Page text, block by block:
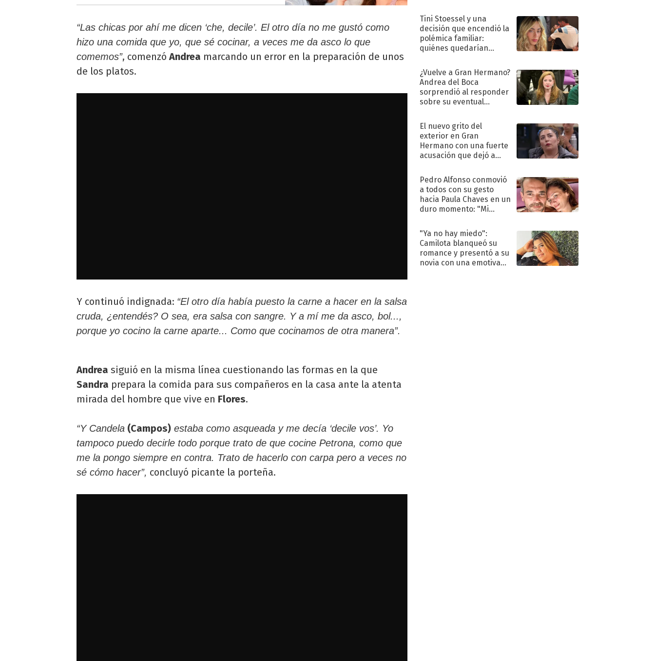
“Las chicas por ahí me dicen ‘che, decile’. El otro día no me gustó como
hizo una comida que yo, que sé cocinar, a veces me da asco lo que
comemos”, comenzóAndrea marcando un error en la preparación de unos
de los platos.
Y continuó indignada: “El otro día había puesto la carne a hacer en la salsa
cruda, ¿entendés? O sea, era salsa con sangre. Y a mí me da asco, bol...,
porque yo cocino la carne aparte... Como que cocinamos de otra manera”.
Andrea siguió en la misma línea cuestionando las formas en la que
Sandra prepara la comida para sus compañeros en la casa ante la atenta
mirada del hombre que vive en Flores.
“Y Candela (Campos) estaba como asqueada y me decía ‘decile vos’. Yo
tampoco puedo decirle todo porque trato de que cocine Petrona, como que
me la pongo siempre en contra. Trato de hacerlo con carpa pero a veces no
sé cómo hacer”, concluyó picante la porteña.
Tini Stoessel y una
decisión que encendió la
polémica familiar:
quiénes quedarían
¿Vuelve a Gran Hermano?
Andrea del Boca
sorprendió al responder
sobre su eventual
El nuevo grito del
exterior en Gran
Hermano con una fuerte
acusación que dejó a
"Traidora"
Pedro Alfonso conmovió
a todos con su gesto
hacia Paula Chaves en un
duro momento: "Mi
terapéutico"
"Ya no hay miedo":
Camilota blanqueó su
romance y presentó a su
novia con una emotiva